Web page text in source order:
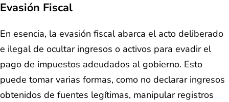
Evasión Fiscal
En esencia, la evasión fiscal abarca el acto deliberado
e ilegal de ocultar ingresos o activos para evadir el
pago de impuestos adeudados al gobierno. Esto
puede tomar varias formas, como no declarar ingresos
obtenidos de fuentes legítimas, manipular registros